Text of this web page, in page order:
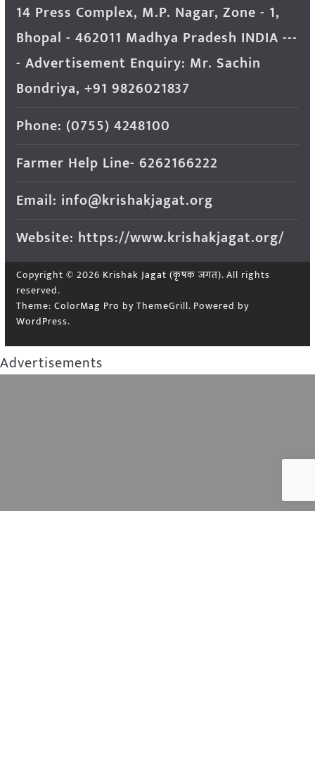
14 Press Complex, M.P. Nagar, Zone - 1,
Bhopal - 462011 Madhya Pradesh INDIA ---
- Advertisement Enquiry: Mr. Sachin
Bondriya, +91 9826021837
Phone: (0755) 4248100
Farmer Help Line- 6262166222
Email: info@krishakjagat.org
Website: https://www.krishakjagat.org/
Copyright © 2026 Krishak Jagat (कृषक जगत). All rights
reserved.
Theme: ColorMag Pro by ThemeGrill. Powered by
WordPress.
Advertisements